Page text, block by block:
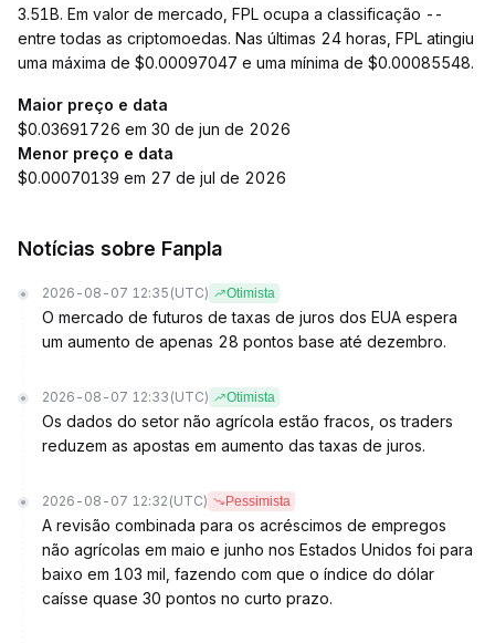
3.51B. Em valor de mercado, FPL ocupa a classificação --
entre todas as criptomoedas. Nas últimas 24 horas, FPL atingiu
uma máxima de $0.00097047 e uma mínima de $0.00085548.
Maior preço e data
$0.03691726 em 30 de jun de 2026
Menor preço e data
$0.00070139 em 27 de jul de 2026
Notícias sobre Fanpla
2026-08-07 12:35 (UTC) Otimista
O mercado de futuros de taxas de juros dos EUA espera
um aumento de apenas 28 pontos base até dezembro.
2026-08-07 12:33 (UTC) Otimista
Os dados do setor não agrícola estão fracos, os traders
reduzem as apostas em aumento das taxas de juros.
2026-08-07 12:32 (UTC) Pessimista
A revisão combinada para os acréscimos de empregos
não agrícolas em maio e junho nos Estados Unidos foi para
baixo em 103 mil, fazendo com que o índice do dólar
caísse quase 30 pontos no curto prazo.